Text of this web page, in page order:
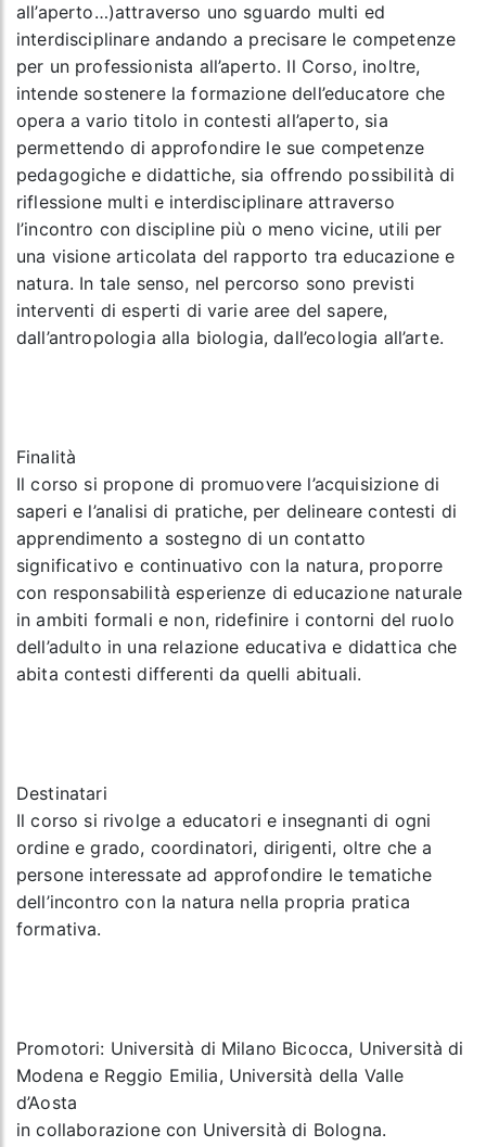
all’aperto…)attraverso uno sguardo multi ed
interdisciplinare andando a precisare le competenze
per un professionista all’aperto. Il Corso, inoltre,
intende sostenere la formazione dell’educatore che
opera a vario titolo in contesti all’aperto, sia
permettendo di approfondire le sue competenze
pedagogiche e didattiche, sia offrendo possibilità di
riflessione multi e interdisciplinare attraverso
l’incontro con discipline più o meno vicine, utili per
una visione articolata del rapporto tra educazione e
natura. In tale senso, nel percorso sono previsti
interventi di esperti di varie aree del sapere,
dall’antropologia alla biologia, dall’ecologia all’arte.
Finalità
Il corso si propone di promuovere l’acquisizione di
saperi e l’analisi di pratiche, per delineare contesti di
apprendimento a sostegno di un contatto
significativo e continuativo con la natura, proporre
con responsabilità esperienze di educazione naturale
in ambiti formali e non, ridefinire i contorni del ruolo
dell’adulto in una relazione educativa e didattica che
abita contesti differenti da quelli abituali.
Destinatari
Il corso si rivolge a educatori e insegnanti di ogni
ordine e grado, coordinatori, dirigenti, oltre che a
persone interessate ad approfondire le tematiche
dell’incontro con la natura nella propria pratica
formativa.
Promotori: Università di Milano Bicocca, Università di
Modena e Reggio Emilia, Università della Valle
d’Aosta
in collaborazione con Università di Bologna.